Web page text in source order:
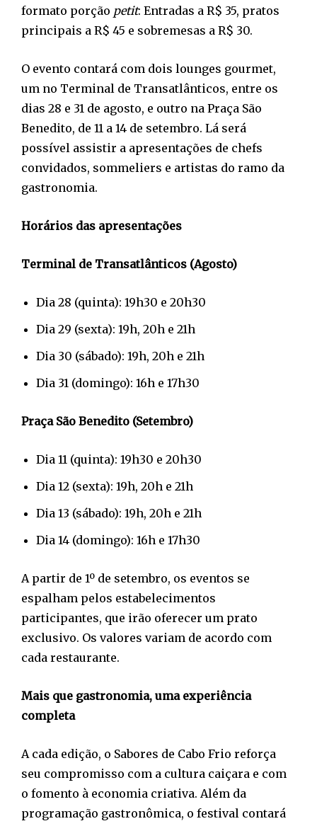
formato porção petit: Entradas a R$ 35, pratos
principais a R$ 45 e sobremesas a R$ 30.
O evento contará com dois lounges gourmet,
um no Terminal de Transatlânticos, entre os
dias 28 e 31 de agosto, e outro na Praça São
Benedito, de 11 a 14 de setembro. Lá será
possível assistir a apresentações de chefs
convidados, sommeliers e artistas do ramo da
gastronomia.
Horários das apresentações
Terminal de Transatlânticos (Agosto)
Dia 28 (quinta): 19h30 e 20h30
Dia 29 (sexta): 19h, 20h e 21h
Dia 30 (sábado): 19h, 20h e 21h
Dia 31 (domingo): 16h e 17h30
Praça São Benedito (Setembro)
Dia 11 (quinta): 19h30 e 20h30
Dia 12 (sexta): 19h, 20h e 21h
Dia 13 (sábado): 19h, 20h e 21h
Dia 14 (domingo): 16h e 17h30
A partir de 1º de setembro, os eventos se
espalham pelos estabelecimentos
participantes, que irão oferecer um prato
exclusivo. Os valores variam de acordo com
cada restaurante.
Mais que gastronomia, uma experiência
completa
A cada edição, o Sabores de Cabo Frio reforça
seu compromisso com a cultura caiçara e com
o fomento à economia criativa. Além da
programação gastronômica, o festival contará